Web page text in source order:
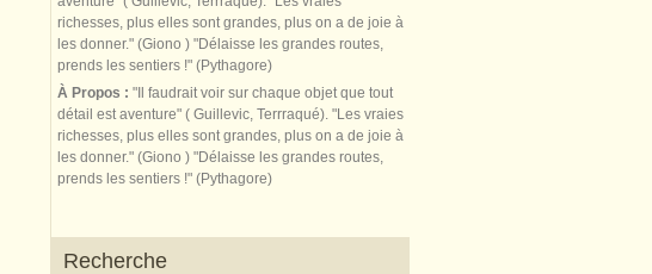
À Propos : "Il faudrait voir sur chaque objet que tout
détail est aventure" ( Guillevic, Terrraqué). "Les vraies
richesses, plus elles sont grandes, plus on a de joie à
les donner." (Giono ) "Délaisse les grandes routes,
prends les sentiers !" (Pythagore)
Recherche